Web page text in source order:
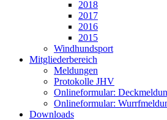
2018
2017
2016
2015
Windhundsport
Mitgliederbereich
Meldungen
Protokolle JHV
Onlineformular:
Onlineformular:
Downloads